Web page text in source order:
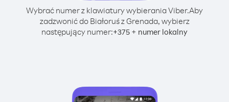
Wybrać numer z klawiatury wybierania Viber.Aby
zadzwonić do Białoruś z Grenada, wybierz
następujący numer:+375 + numer lokalny